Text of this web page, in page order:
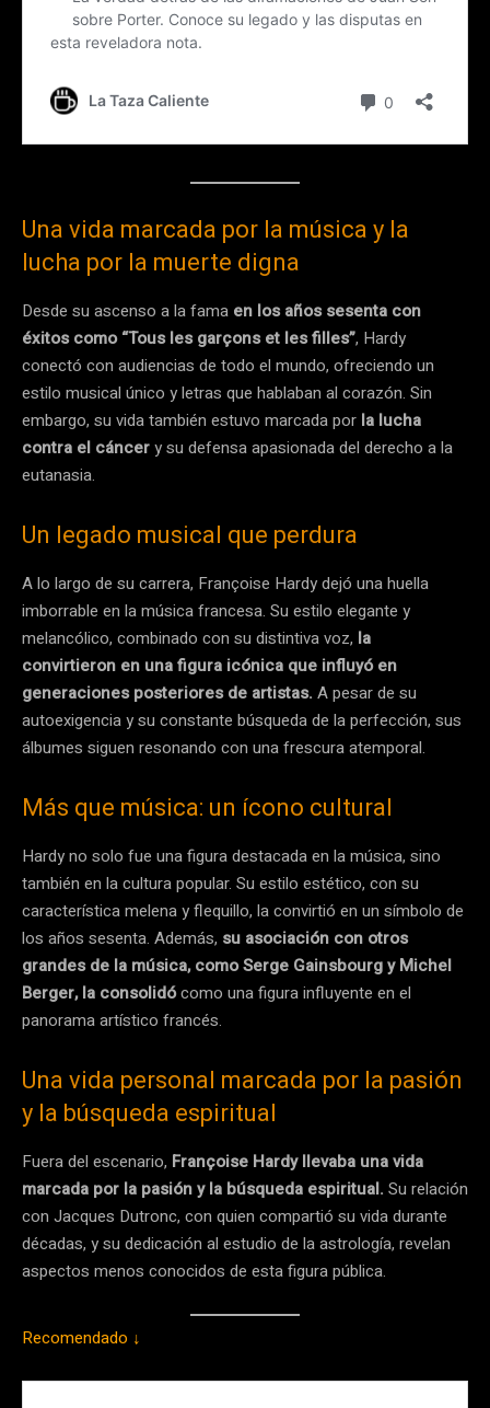
Una vida marcada por la música y la
lucha por la muerte digna
Desde su ascenso a la fama en los años sesenta con
éxitos como “Tous les garçons et les filles”, Hardy
conectó con audiencias de todo el mundo, ofreciendo un
estilo musical único y letras que hablaban al corazón. Sin
embargo, su vida también estuvo marcada por la lucha
contra el cáncery su defensa apasionada del derecho a la
eutanasia.
Un legado musical que perdura
A lo largo de su carrera, Françoise Hardy dejó una huella
imborrable en la música francesa. Su estilo elegante y
melancólico, combinado con su distintiva voz, la
convirtieron en una figura icónica que influyó en
generaciones posteriores de artistas. A pesar de su
autoexigencia y su constante búsqueda de la perfección, sus
álbumes siguen resonando con una frescura atemporal.
Más que música: un ícono cultural
Hardy no solo fue una figura destacada en la música, sino
también en la cultura popular. Su estilo estético, con su
característica melena y flequillo, la convirtió en un símbolo de
los años sesenta. Además, su asociación con otros
grandes de la música, como Serge Gainsbourg y Michel
Berger, la consolidócomo una figura influyente en el
panorama artístico francés.
Una vida personal marcada por la pasión
y la búsqueda espiritual
Fuera del escenario, Françoise Hardy llevaba una vida
marcada por la pasión y la búsqueda espiritual. Su relación
con Jacques Dutronc, con quien compartió su vida durante
décadas, y su dedicación al estudio de la astrología, revelan
aspectos menos conocidos de esta figura pública.
Recomendado ↓